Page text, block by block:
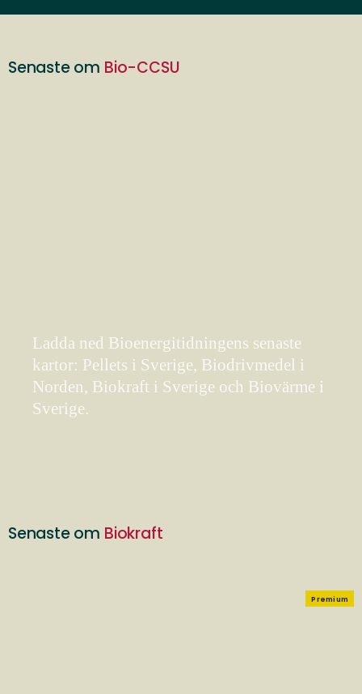
Senaste om Bio-CCSU
Ladda ned Bioenergitidningens senaste
kartor: Pellets i Sverige, Biodrivmedel i
Norden, Biokraft i Sverige och Biovärme i
Sverige.
Senaste om Biokraft
Premium